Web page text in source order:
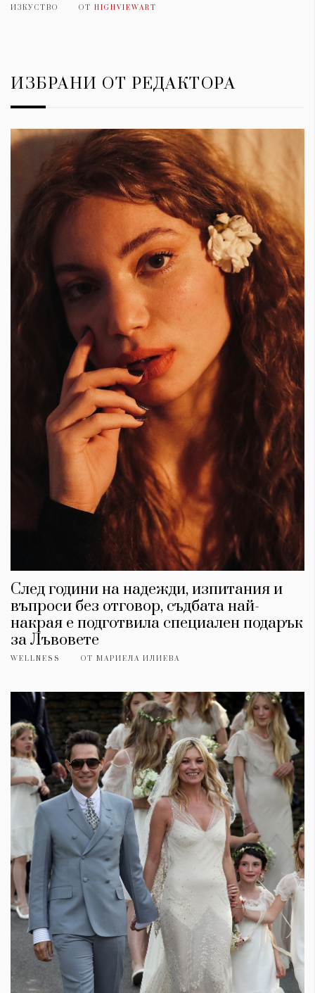
ИЗКУСТВО ОТ HIGHVIEWART
ИЗБРАНИ ОТ РЕДАКТОРА
След години на надежди, изпитания и
въпроси без отговор, съдбата най-
накрая е подготвила специален подарък
за Лъвовете
WELLNESS ОТ МАРИЕЛА ИЛИЕВА
КАТЕГОРИИ
Wine&Dine
Подкасти
Мода
Dialogue
Изкуство
Цветно
Гурме
Пътувай
Wellness
Условия за
ползване
Политика за
ModerenDom
СЛЕДВАЙТЕ НИ
Facebook Instagram Twitter
Pinterest
YouTube
Spotify Soundcloud
Ако нашият сайт ви харесва, можете да се абонирате за
седмичния ни нюзлетър тук:
© 2026, HighViewArt | Всички права запазени